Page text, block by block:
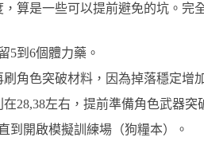
算是一些可以提前避免的坑。完
5到6個體力藥。
角色突破材料，因為掉落穩定增
28,38左右，提前準備角色武器突
到開啟模擬訓練場（狗糧本）。